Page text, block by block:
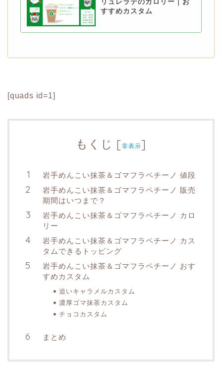
リュレラテのカロリー｜お
すすめカスタム
[quads id=1]
もくじ [非表示]
岩手めんこい抹茶＆ゴマフラペチーノ 値段
岩手めんこい抹茶＆ゴマフラペチーノ 販売
期間はいつまで？
岩手めんこい抹茶＆ゴマフラペチーノ カロ
リー
岩手めんこい抹茶＆ゴマフラペチーノ カス
タムできるトッピング
岩手めんこい抹茶＆ゴマフラペチーノ おす
すめカスタム
追いキャラメルカスタム
濃厚ゴマ抹茶カスタム
チョコカスタム
まとめ